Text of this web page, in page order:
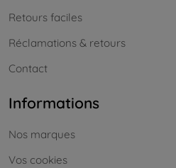
Retours faciles
Réclamations & retours
Contact
Informations
Nos marques
Vos cookies